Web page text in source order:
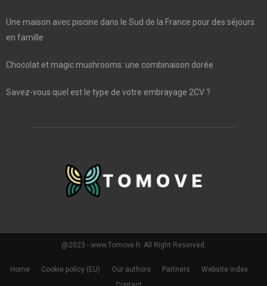
Une maison avec piscine dans le Sud de la France pour des séjours
en famille
Chocolat et magic mushrooms: une combinaison dorée
Savez-vous quel est le type de votre embrayage 2CV ?
@2023 - www.Tomove.fr. All Right Reserved.
Home Cookie policy (EU) Our authors Partners
Website index